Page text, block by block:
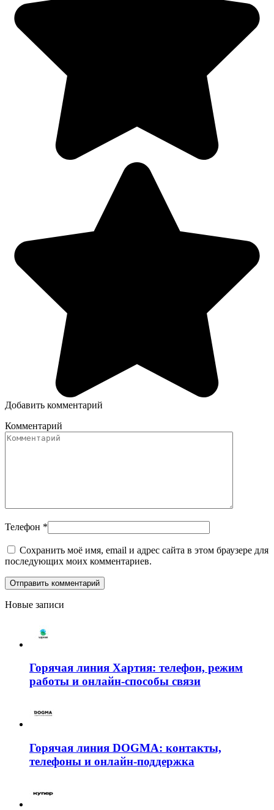
Добавить комментарий
Комментарий
Телефон *
Сохранить моё имя, email и адрес сайта в этом браузере для
последующих моих комментариев.
Новые записи
Горячая линия Хартия: телефон, режим
работы и онлайн-способы связи
Горячая линия DOGMA: контакты,
телефоны и онлайн-поддержка